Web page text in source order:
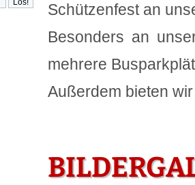
Schützenfest an
Besonders an
mehrere
Außerdem bieten